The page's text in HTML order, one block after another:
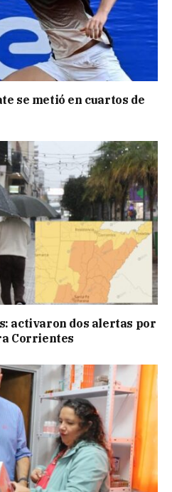
se metió en cuartos de
activaron dos alertas por
Corrientes